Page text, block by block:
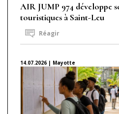
AIR JUMP 974 développe
touristiques à Saint-Leu
Réagir
14.07.2026 | Mayotte